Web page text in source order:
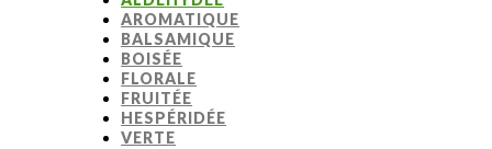
AROMATIQUE
BALSAMIQUE
BOISÉE
FLORALE
FRUITÉE
HESPÉRIDÉE
VERTE